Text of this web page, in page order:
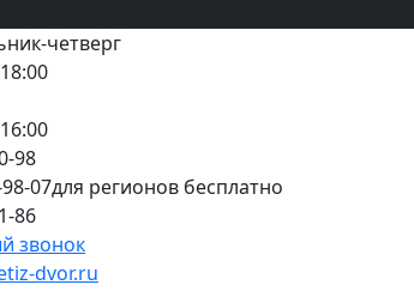
четверг
98
07для регионов бесплатно
86
звонок
dvor.ru